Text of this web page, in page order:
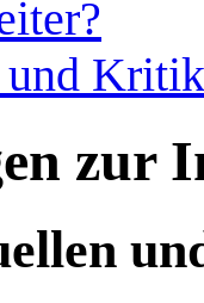
und Kritik
zur